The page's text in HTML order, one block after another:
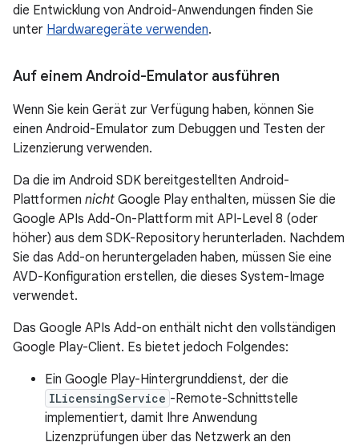
die Entwicklung von Android-Anwendungen finden Sie
unter Hardwaregeräte verwenden.
Auf einem Android-Emulator ausführen
Wenn Sie kein Gerät zur Verfügung haben, können Sie
einen Android-Emulator zum Debuggen und Testen der
Lizenzierung verwenden.
Da die im Android SDK bereitgestellten Android-
Plattformen nicht Google Play enthalten, müssen Sie die
Google APIs Add-On-Plattform mit API-Level 8 (oder
höher) aus dem SDK-Repository herunterladen. Nachdem
Sie das Add-on heruntergeladen haben, müssen Sie eine
AVD-Konfiguration erstellen, die dieses System-Image
verwendet.
Das Google APIs Add-on enthält nicht den vollständigen
Google Play-Client. Es bietet jedoch Folgendes:
Ein Google Play-Hintergrunddienst, der die
ILicensingService -Remote-Schnittstelle
implementiert, damit Ihre Anwendung
Lizenzprüfungen über das Netzwerk an den